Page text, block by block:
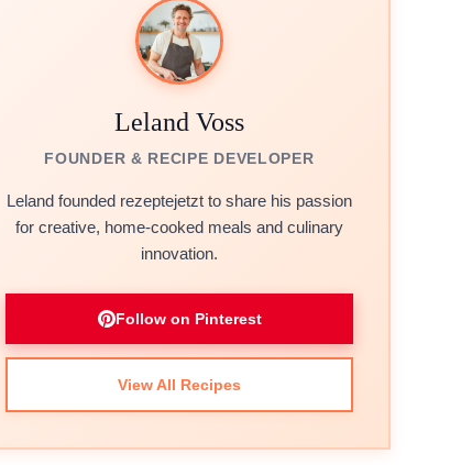
Leland Voss
FOUNDER & RECIPE DEVELOPER
Leland founded rezeptejetzt to share his passion
for creative, home-cooked meals and culinary
innovation.
Follow on Pinterest
View All Recipes